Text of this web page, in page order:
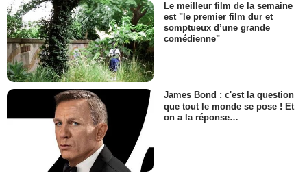
Le meilleur film de la semaine
est "le premier film dur et
somptueux d’une grande
comédienne"
James Bond : c'est la question
que tout le monde se pose ! Et
on a la réponse…